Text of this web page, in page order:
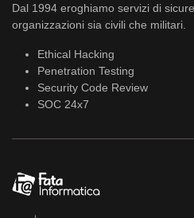
Dal 1994 eroghiamo servizi di
organizzazioni sia civili che militari.
Ethical Hacking
Penetration Testing
Security Code Review
SOC 24x7